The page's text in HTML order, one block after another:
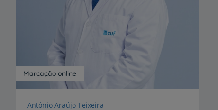
Marcação online
António Araújo Teixeira